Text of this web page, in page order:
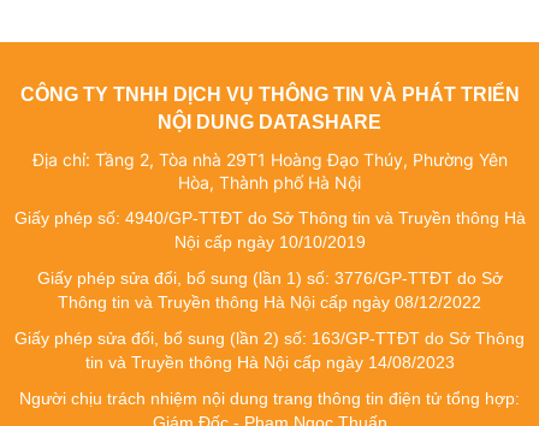
CÔNG TY TNHH DỊCH VỤ THÔNG TIN VÀ PHÁT TRIỂN
NỘI DUNG DATASHARE
Địa chỉ: Tầng 2, Tòa nhà 29T1 Hoàng Đạo Thúy, Phường Yên
Hòa, Thành phố Hà Nội
Giấy phép số: 4940/GP-TTĐT do Sở Thông tin và Truyền thông Hà
Nội cấp ngày 10/10/2019
Giấy phép sửa đổi, bổ sung (lần 1) số: 3776/GP-TTĐT do Sở
Thông tin và Truyền thông Hà Nội cấp ngày 08/12/2022
Giấy phép sửa đổi, bổ sung (lần 2) số: 163/GP-TTĐT do Sở Thông
tin và Truyền thông Hà Nội cấp ngày 14/08/2023
Người chịu trách nhiệm nội dung trang thông tin điện tử tổng hợp:
Giám Đốc - Phạm Ngọc Thuấn